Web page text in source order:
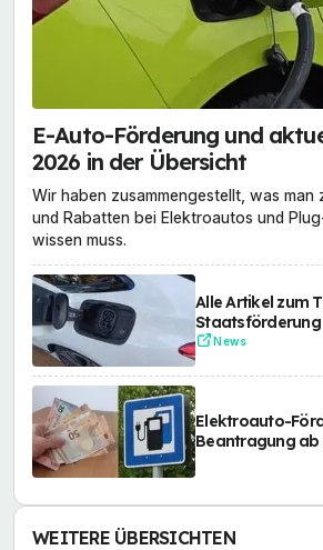
E-Auto-Förderung und
2026 in der Übersicht
Wir haben zusammengestellt, was man
und Rabatten bei Elektroautos und
wissen muss.
Alle Artikel zum
News
Elektroauto-
Beantragung
WEITERE ÜBERSICHTEN